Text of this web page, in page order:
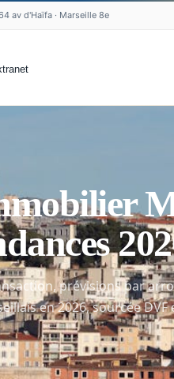
av d'Haïfa · Marseille 8e
prévisions par
en 2026, sourcée